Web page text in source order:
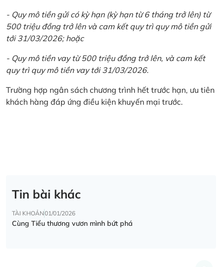
- Quy mô tiền gửi có kỳ hạn (kỳ hạn từ 6 tháng trở lên) từ
500 triệu đồng trở lên và cam kết quy trì quy mô tiền gửi
tới 31/03/2026; hoặc
- Quy mô tiền vay từ 500 triệu đồng trở lên, và cam kết
quy trì quy mô tiền vay tới 31/03/2026.
Trường hợp ngân sách chương trình hết trước hạn, ưu tiên
khách hàng đáp ứng điều kiện khuyến mại trước.
Tin bài khác
TÀI KHOẢN01/01/2026
Cùng Tiểu thương vươn mình bứt phá